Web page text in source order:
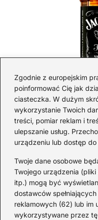
Zgodnie z europejskim
poinformować Cię jak
ciasteczka. W dużym
wykorzystanie Twoich
treści, pomiar reklam i
ulepszanie usług.
urządzeniu lub dostęp do
Twoje dane osobowe
Twojego urządzenia
itp.) mogą być
dostawców
reklamowych (62) lub im
wykorzystywane przez
Gdzie znaleźć
butelki whisky?